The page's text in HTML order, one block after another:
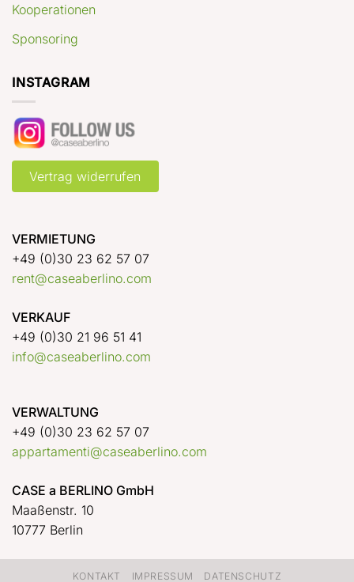
Kooperationen
Sponsoring
INSTAGRAM
Vertrag widerrufen
VERMIETUNG
+49 (0)30 23 62 57 07
rent@caseaberlino.com
VERKAUF
+49 (0)30 21 96 51 41
info@caseaberlino.com
VERWALTUNG
+49 (0)30 23 62 57 07
appartamenti@caseaberlino.com
CASE a BERLINO GmbH
Maaßenstr. 10
10777 Berlin
KONTAKT IMPRESSUM DATENSCHUTZ